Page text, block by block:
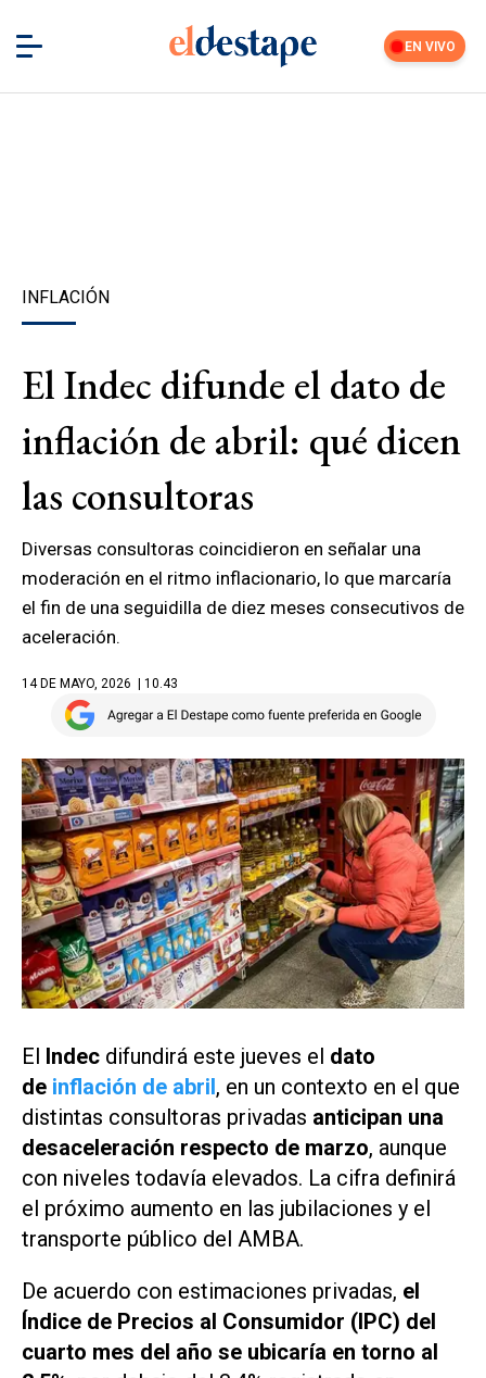
EN VIVO
INFLACIÓN
El Indec difunde el dato de
inflación de abril: qué dicen
las consultoras
Diversas consultoras coincidieron en señalar una
moderación en el ritmo inflacionario, lo que marcaría
el fin de una seguidilla de diez meses consecutivos de
aceleración.
14 DE MAYO, 2026 | 10.43
El Indec difundirá este jueves el dato
de inflación de abril, en un contexto en el que
distintas consultoras privadas anticipan una
desaceleración respecto de marzo, aunque
con niveles todavía elevados. La cifra definirá
el próximo aumento en las jubilaciones y el
transporte público del AMBA.
De acuerdo con estimaciones privadas, el
Índice de Precios al Consumidor (IPC) del
cuarto mes del año se ubicaría en torno al